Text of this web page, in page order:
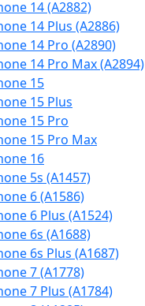
14 (A2882)
14 Plus (A2886)
14 Pro (A2890)
14 Pro Max (A2894)
15
15 Plus
15 Pro
15 Pro Max
16
5s (A1457)
6 (A1586)
6 Plus (A1524)
6s (A1688)
6s Plus (A1687)
7 (A1778)
7 Plus (A1784)